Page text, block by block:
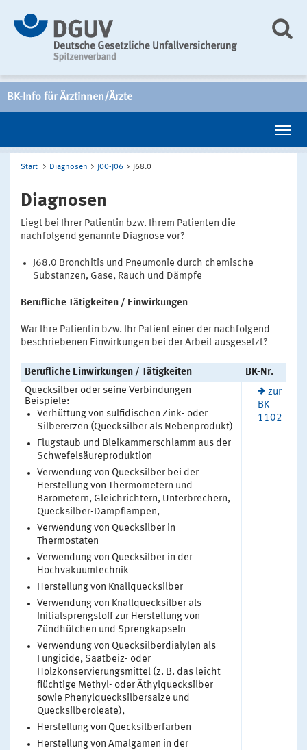
BK-Info für Ärztinnen/Ärzte
Start Diagnosen J00-J06 J68.0
Diagnosen
Liegt bei Ihrer Patientin bzw. Ihrem Patienten die
nachfolgend genannte Diagnose vor?
J68.0 Bronchitis und Pneumonie durch chemische
Substanzen, Gase, Rauch und Dämpfe
Berufliche Tätigkeiten / Einwirkungen
War Ihre Patientin bzw. Ihr Patient einer der nachfolgend
beschriebenen Einwirkungen bei der Arbeit ausgesetzt?
Berufliche Einwirkungen / Tätigkeiten
BK-Nr.
Quecksilber oder seine Verbindungen
Beispiele:
Verhüttung von sulfidischen Zink- oder
Silbererzen (Quecksilber als Nebenprodukt)
Flugstaub und Bleikammerschlamm aus der
Schwefelsäureproduktion
Verwendung von Quecksilber bei der
Herstellung von Thermometern und
Barometern, Gleichrichtern, Unterbrechern,
Quecksilber-Dampflampen,
Verwendung von Quecksilber in
Thermostaten
Verwendung von Quecksilber in der
Hochvakuumtechnik
Herstellung von Knallquecksilber
Verwendung von Knallquecksilber als
Initialsprengstoff zur Herstellung von
Zündhütchen und Sprengkapseln
Verwendung von Quecksilberdialylen als
Fungicide, Saatbeiz- oder
Holzkonservierungsmittel (z. B. das leicht
flüchtige Methyl- oder Äthylquecksilber
sowie Phenylquecksilbersalze und
Quecksilberoleate),
Herstellung von Quecksilberfarben
Herstellung von Amalgamen in der
zur
BK
1102